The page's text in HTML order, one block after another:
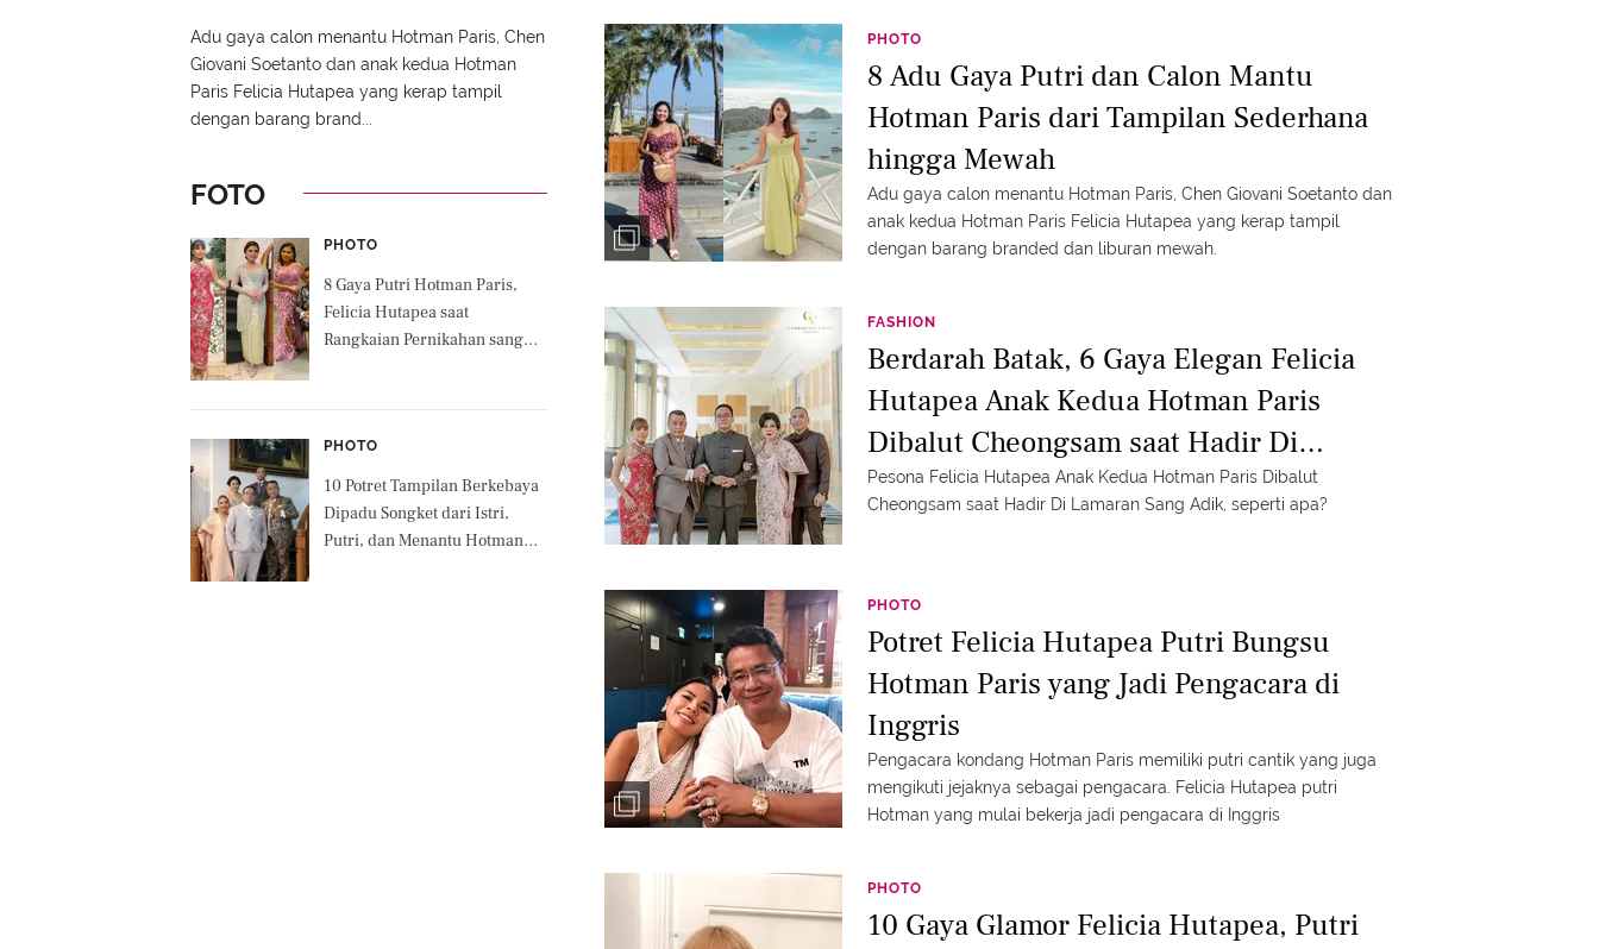
Adu gaya calon menantu Hotman Paris, Chen
Giovani Soetanto dan anak kedua Hotman
Paris Felicia Hutapea yang kerap tampil
dengan barang brand...
FOTO
PHOTO
8 Gaya Putri Hotman Paris,
Felicia Hutapea saat
Rangkaian Pernikahan sang
PHOTO
10 Potret Tampilan Berkebaya
Dipadu Songket dari Istri,
Putri, dan Menantu Hotman
PHOTO
8 Adu Gaya Putri dan Calon Mantu
Hotman Paris dari Tampilan Sederhana
hingga Mewah
Adu gaya calon menantu Hotman Paris, Chen Giovani Soetanto dan
anak kedua Hotman Paris Felicia Hutapea yang kerap tampil
dengan barang branded dan liburan mewah.
FASHION
Berdarah Batak, 6 Gaya Elegan Felicia
Hutapea Anak Kedua Hotman Paris
Dibalut Cheongsam saat Hadir Di
Lamaran Sang Adik
Pesona Felicia Hutapea Anak Kedua Hotman Paris Dibalut
Cheongsam saat Hadir Di Lamaran Sang Adik, seperti apa?
PHOTO
Potret Felicia Hutapea Putri Bungsu
Hotman Paris yang Jadi Pengacara di
Inggris
Pengacara kondang Hotman Paris memiliki putri cantik yang juga
mengikuti jejaknya sebagai pengacara. Felicia Hutapea putri
Hotman yang mulai bekerja jadi pengacara di Inggris
PHOTO
10 Gaya Glamor Felicia Hutapea, Putri